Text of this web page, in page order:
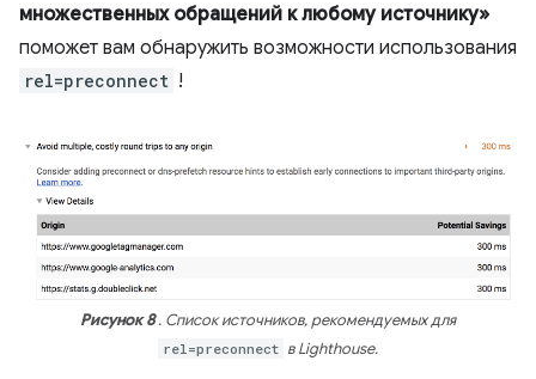
множественных обращений к любому источнику»
поможет вам обнаружить возможности использования
rel=preconnect !
Рисунок 8. Список источников, рекомендуемых для
rel=preconnect в Lighthouse.